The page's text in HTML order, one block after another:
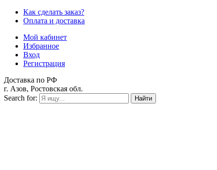
Как сделать заказ?
Оплата и доставка
Мой кабинет
Избранное
Вход
Регистрация
Доставка по РФ
г. Азов, Ростовская обл.
Search for:
Найти